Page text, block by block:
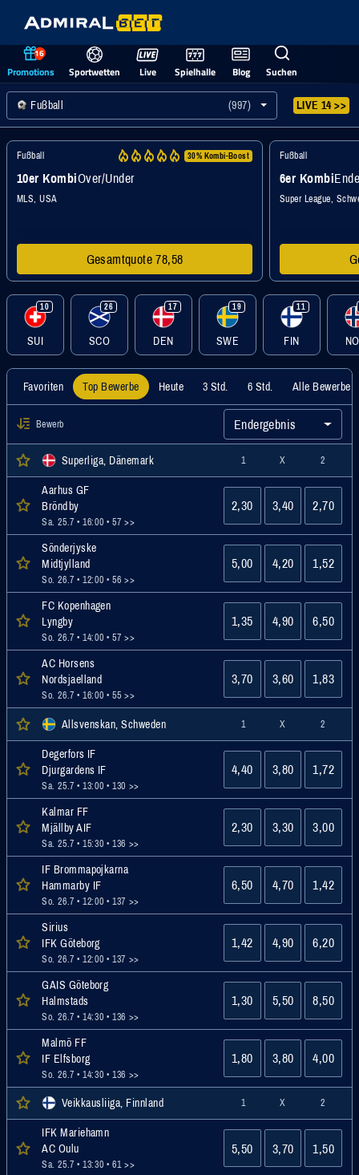
16
Promotions Sportwetten Live Spielhalle Blog Suchen
Fußball (997) LIVE 14 >>
Fußball 30% Kombi-Boost
10er KombiOver/Under
MLS, USA
Gesamtquote 78,58
Fußball
6er Kombi
Super League,
10
SUI
26
SCO
17
DEN
19
SWE
11
FIN
Favoriten Top Bewerbe Heute 3 Std. 6 Std. Alle Bewerbe
Bewerb Endergebnis
Superliga, Dänemark 1 X 2
Aarhus GF
Bröndby
Sa. 25.7 • 16:00 • 57 >>
2,30 3,40 2,70
Sönderjyske
Midtjylland
So. 26.7 • 12:00 • 56 >>
5,00 4,20 1,52
FC Kopenhagen
Lyngby
So. 26.7 • 14:00 • 57 >>
1,35 4,90 6,50
AC Horsens
Nordsjaelland
So. 26.7 • 16:00 • 55 >>
3,70 3,60 1,83
Allsvenskan, Schweden 1 X 2
Degerfors IF
Djurgardens IF
Sa. 25.7 • 13:00 • 130 >>
4,40 3,80 1,72
Kalmar FF
Mjällby AIF
Sa. 25.7 • 15:30 • 136 >>
2,30 3,30 3,00
IF Brommapojkarna
Hammarby IF
So. 26.7 • 12:00 • 137 >>
6,50 4,70 1,42
Sirius
IFK Göteborg
So. 26.7 • 12:00 • 137 >>
1,42 4,90 6,20
GAIS Göteborg
Halmstads
So. 26.7 • 14:30 • 136 >>
1,30 5,50 8,50
Malmö FF
IF Elfsborg
So. 26.7 • 14:30 • 136 >>
1,80 3,80 4,00
Veikkausliiga, Finnland 1 X 2
IFK Mariehamn
AC Oulu
Sa. 25.7 • 13:30 • 61 >>
5,50 3,70 1,50